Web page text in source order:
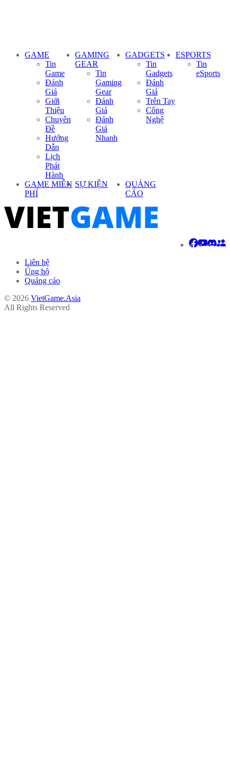
GAME
Tin
Game
Đánh
Giá
Giới
Thiệu
Chuyên
Đề
Hướng
Dẫn
Lịch
Phát
Hành
GAMING
GEAR
Tin
Gaming
Gear
Đánh
Giá
Đánh
Giá
Nhanh
GADGETS
Tin
Gadgets
Đánh
Giá
Trên Tay
Công
Nghệ
ESPORTS
Tin
eSports
GAME MIỄN
PHÍ
SỰ KIỆN
QUẢNG
CÁO
Liên hệ
Ủng hộ
Quảng cáo
© 2026 VietGame.Asia
All Rights Reserved